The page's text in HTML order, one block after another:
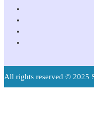
All rights reserved © 2025